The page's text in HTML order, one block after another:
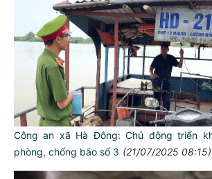
Công an xã Hà Đông: Chủ động triển
phòng, chống bão số 3 (21/07/2025 08:15)